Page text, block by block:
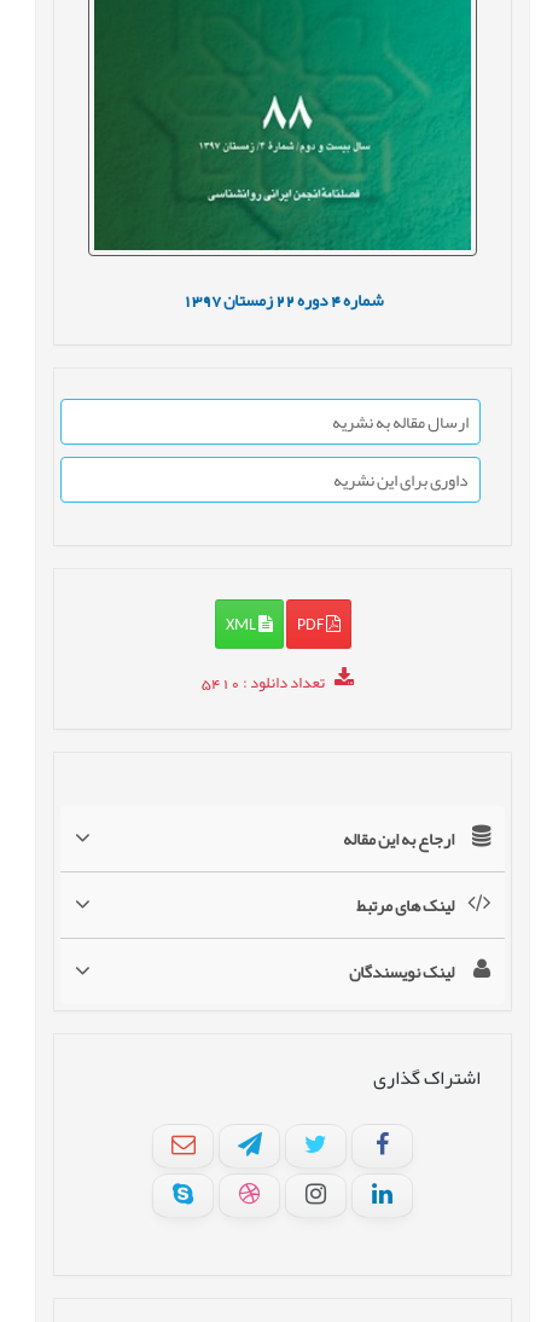
شماره4 دوره22 زمستان1397
ارسال مقاله به نشریه
داوری برای این نشریه
PDF
XML
تعداد دانلود: 5410
ارجاع به این مقاله
لینک های مرتبط
لینک نویسندگان
اشتراک گذاری